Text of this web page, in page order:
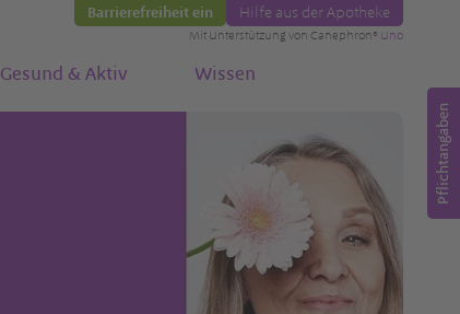
Barrierefreiheit ein Hilfe aus der Apotheke
Mit Unterstützung von Canephron® Uno
Gesund & Aktiv Wissen
Pflichtangaben